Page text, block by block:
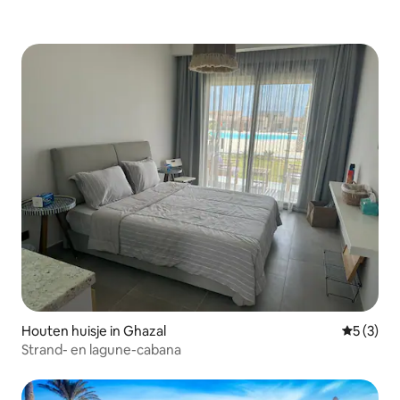
Houten huisje in Ghazal
5 (3)
Strand- en lagune-cabana